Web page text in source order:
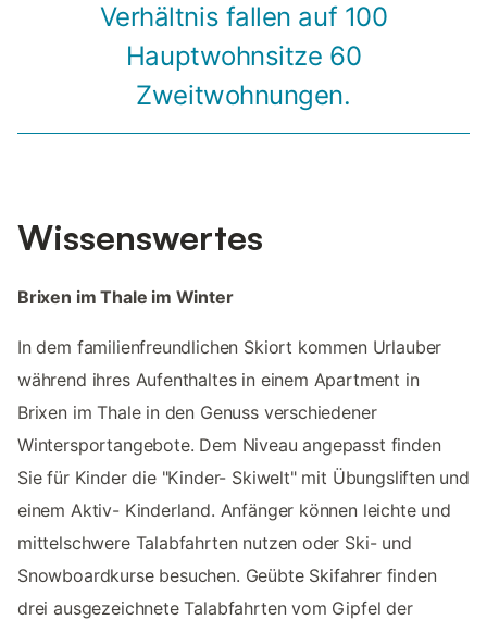
Verhältnis fallen auf 100
Hauptwohnsitze 60
Zweitwohnungen.
Wissenswertes
Brixen im Thale im Winter
In dem familienfreundlichen Skiort kommen Urlauber
während ihres Aufenthaltes in einem Apartment in
Brixen im Thale in den Genuss verschiedener
Wintersportangebote. Dem Niveau angepasst finden
Sie für Kinder die "Kinder- Skiwelt" mit Übungsliften und
einem Aktiv- Kinderland. Anfänger können leichte und
mittelschwere Talabfahrten nutzen oder Ski- und
Snowboardkurse besuchen. Geübte Skifahrer finden
drei ausgezeichnete Talabfahrten vom Gipfel der